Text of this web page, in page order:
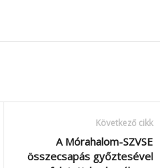
Következő cikk
A Mórahalom-SZVSE
összecsapás győztesével